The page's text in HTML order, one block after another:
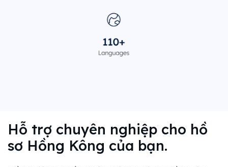
Hỗ trợ chuyên nghiệp cho hồ
sơ Hồng Kông của bạn.